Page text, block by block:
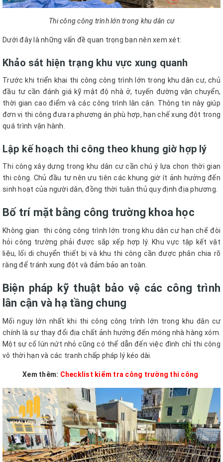
Thi công công trình lớn trong khu dân cư
Dưới đây là những vấn đề quan trọng bạn nên xem xét:
Khảo sát hiện trạng khu vực xung quanh
Trước khi triển khai thi công công trình lớn trong khu dân cư, chủ
đầu tư cần đánh giá kỹ mật độ nhà ở, tuyến đường vận chuyển,
thời gian cao điểm và các công trình lân cận. Thông tin này giúp
đơn vị thi công đưa ra phương án phù hợp, hạn chế xung đột trong
quá trình vận hành.
Lập kế hoạch thi công theo khung giờ hợp lý
Thi công xây dựng trong khu dân cư cần chú ý lựa chọn thời gian
thi công. Chủ đầu tư nên ưu tiên các khung giờ ít ảnh hưởng đến
sinh hoạt của người dân, đồng thời tuân thủ quy định địa phương.
Bố trí mặt bằng công trường khoa học
Không gian thi công công trình lớn trong khu dân cư hạn chế đòi
hỏi công trường phải được sắp xếp hợp lý. Khu vực tập kết vật
liệu, lối di chuyển thiết bị và khu thi công cần được phân chia rõ
ràng để tránh xung đột và đảm bảo an toàn.
Biện pháp kỹ thuật bảo vệ các công trình
lân cận và hạ tầng chung
Mối nguy lớn nhất khi thi công công trình lớn trong khu dân cư
chính là sự thay đổi địa chất ảnh hưởng đến móng nhà hàng xóm.
Một sự cố lún nứt nhỏ cũng có thể dẫn đến việc đình chỉ thi công
vô thời hạn và các tranh chấp pháp lý kéo dài.
Xem thêm: Checklist kiểm tra công trường thi công